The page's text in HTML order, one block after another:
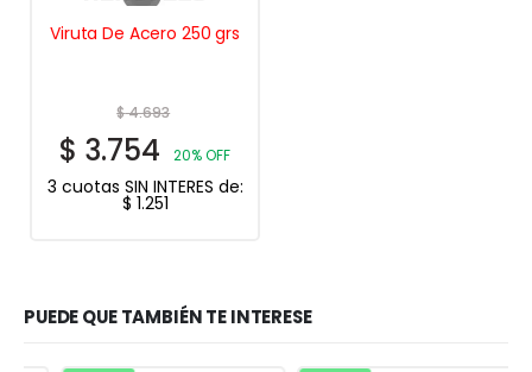
Viruta De Acero 250 grs
$4.693
$ 3.754 20% OFF
3 cuotas SIN INTERES de:
$ 1.251
PUEDE QUE TAMBIÉN TE INTERESE